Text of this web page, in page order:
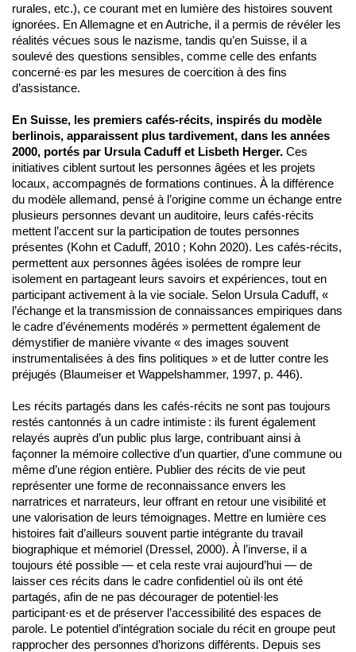
rurales, etc.), ce courant met en lumière des histoires souvent
ignorées. En Allemagne et en Autriche, il a permis de révéler les
réalités vécues sous le nazisme, tandis qu’en Suisse, il a
soulevé des questions sensibles, comme celle des enfants
concerné·es par les mesures de coercition à des fins
d’assistance.
En Suisse, les premiers cafés-récits, inspirés du modèle
berlinois, apparaissent plus tardivement, dans les années
2000, portés par Ursula Caduff et Lisbeth Herger. Ces
initiatives ciblent surtout les personnes âgées et les projets
locaux, accompagnés de formations continues. À la différence
du modèle allemand, pensé à l’origine comme un échange entre
plusieurs personnes devant un auditoire, leurs cafés‑récits
mettent l’accent sur la participation de toutes personnes
présentes (Kohn et Caduff, 2010 ; Kohn 2020). Les cafés-récits,
permettent aux personnes âgées isolées de rompre leur
isolement en partageant leurs savoirs et expériences, tout en
participant activement à la vie sociale. Selon Ursula Caduff, «
l’échange et la transmission de connaissances empiriques dans
le cadre d’événements modérés » permettent également de
démystifier de manière vivante « des images souvent
instrumentalisées à des fins politiques » et de lutter contre les
préjugés (Blaumeiser et Wappelshammer, 1997, p. 446).
Les récits partagés dans les cafés-récits ne sont pas toujours
restés cantonnés à un cadre intimiste : ils furent également
relayés auprès d’un public plus large, contribuant ainsi à
façonner la mémoire collective d’un quartier, d’une commune ou
même d’une région entière. Publier des récits de vie peut
représenter une forme de reconnaissance envers les
narratrices et narrateurs, leur offrant en retour une visibilité et
une valorisation de leurs témoignages. Mettre en lumière ces
histoires fait d’ailleurs souvent partie intégrante du travail
biographique et mémoriel (Dressel, 2000). À l’inverse, il a
toujours été possible — et cela reste vrai aujourd’hui — de
laisser ces récits dans le cadre confidentiel où ils ont été
partagés, afin de ne pas décourager de potentiel·les
participant·es et de préserver l’accessibilité des espaces de
parole. Le potentiel d’intégration sociale du récit en groupe peut
rapprocher des personnes d’horizons différents. Depuis ses